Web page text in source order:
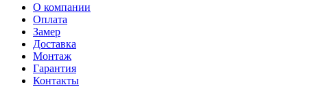
О компании
Оплата
Замер
Доставка
Монтаж
Гарантия
Контакты